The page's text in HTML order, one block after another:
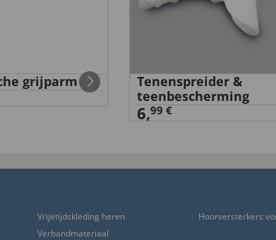
grijparm
Tenenspreider &
teenbescherming
6,99 €
Vrijetijdskleding heren Hoorversterkers
Verbandmateriaal